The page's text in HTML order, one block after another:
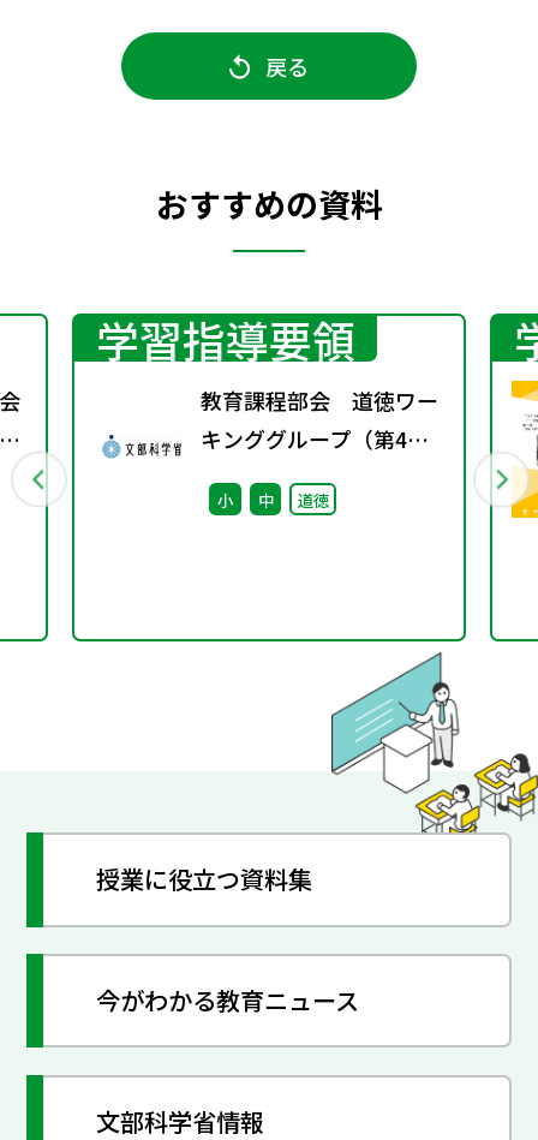
戻る
おすすめの資料
学習指導要領
教育課程部会 道徳ワー
キンググループ（第4
回） 配付資料
小 中 道徳
授業に役立つ資料集
今がわかる教育ニュース
文部科学省情報